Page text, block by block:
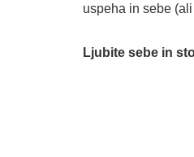
uspeha in sebe
Ljubite sebe in